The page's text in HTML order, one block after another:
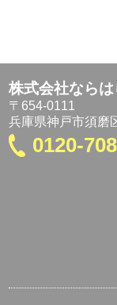
株式会社なら
〒654-0111
兵庫県神戸市須磨
0120-